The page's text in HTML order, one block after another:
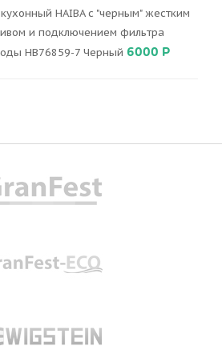
HAIBA с "черным" жестким
и подключением фильтра
HB76859-7 Черный 6000 Р